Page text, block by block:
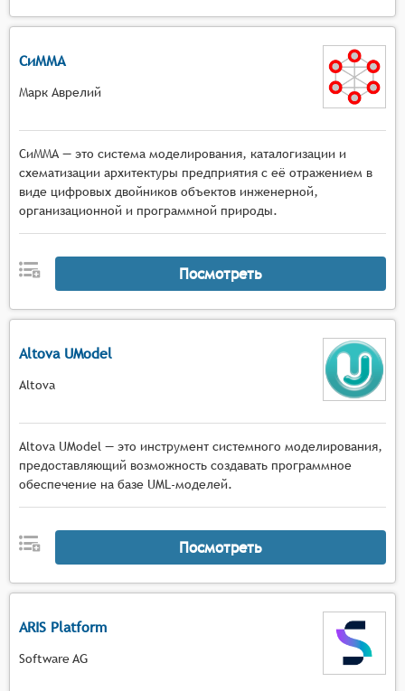
СиММА
Марк Аврелий
СиММА — это система моделирования, каталогизации и
схематизации архитектуры предприятия с её отражением в
виде цифровых двойников объектов инженерной,
организационной и программной природы.
Посмотреть
Altova UModel
Altova
Altova UModel — это инструмент системного моделирования,
предоставляющий возможность создавать программное
обеспечение на базе UML-моделей.
Посмотреть
ARIS Platform
Software AG